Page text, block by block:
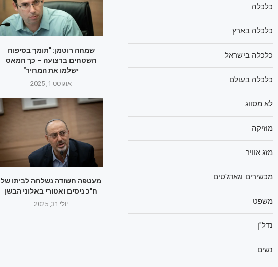
שמחה רוטמן: "תומך בסיפוח
השטחים ברצועה – כך חמאס
ישלמו את המחיר"
אוגוסט 1, 2025
מעטפה חשודה נשלחה לביתו של
ח"כ ניסים ואטורי באלוני הבשן
יולי 31, 2025
כלכלה
כלכלה בארץ
כלכלה בישראל
כלכלה בעולם
לא מסווג
מוזיקה
מזג אוויר
מכשירים וגאדג'טים
משפט
נדל"ן
נשים